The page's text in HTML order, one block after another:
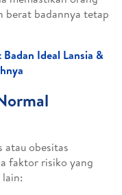
berat badannya tetap
Ideal Lansia &
atau obesitas
faktor risiko yang